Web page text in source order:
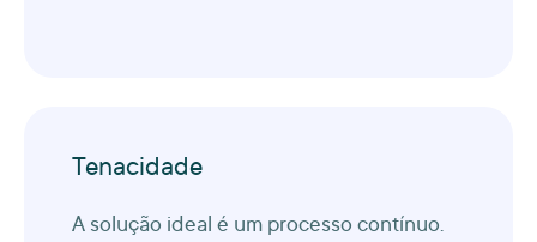
Tenacidade
A solução ideal é um processo contínuo.